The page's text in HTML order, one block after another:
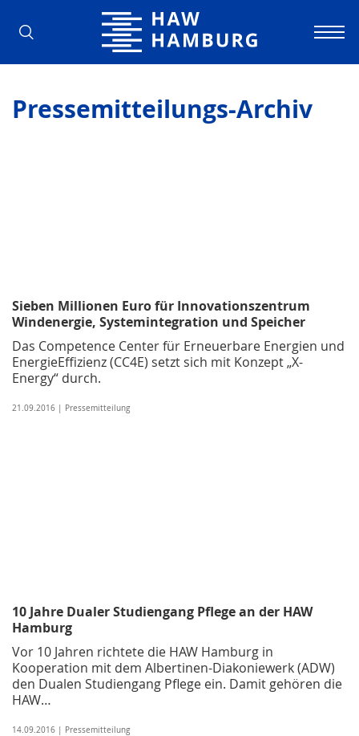
Hochschule für Angewandte
Pressemitteilungs-Archiv
Sieben Millionen Euro für Innovationszentrum
Windenergie, Systemintegration und Speicher
Das Competence Center für Erneuerbare Energien und
EnergieEffizienz (CC4E) setzt sich mit Konzept „X-
Energy“ durch.
21.09.2016 | Pressemitteilung
10 Jahre Dualer Studiengang Pflege an der HAW
Hamburg
Vor 10 Jahren richtete die HAW Hamburg in
Kooperation mit dem Albertinen-Diakoniewerk (ADW)
den Dualen Studiengang Pflege ein. Damit gehören die
HAW…
14.09.2016 | Pressemitteilung